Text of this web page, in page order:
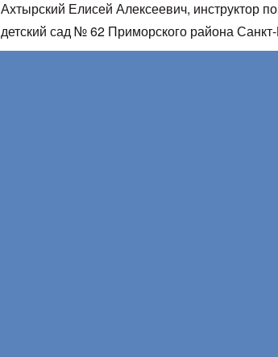
Ахтырский Елисей Алексеевич, инструктор
детский сад № 62 Приморского района